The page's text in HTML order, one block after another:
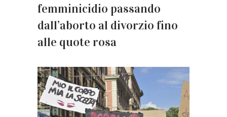
femminicidio passando
dall’aborto al divorzio fino
alle quote rosa